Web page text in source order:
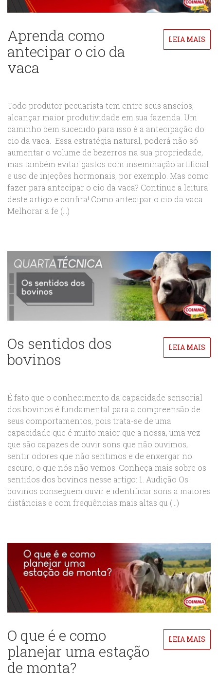
Aprenda como
antecipar o cio da
vaca
LEIA MAIS
Todo produtor pecuarista tem entre seus anseios,
alcançar maior produtividade em sua fazenda. Um
caminho bem sucedido para isso é a antecipação do
cio da vaca. Essa estratégia natural, poderá não só
aumentar o volume de bezerros na sua propriedade,
mas também evitar gastos com inseminação artificial
e uso de injeções hormonais, por exemplo. Mas como
fazer para antecipar o cio da vaca? Continue a leitura
deste artigo e confira! Como antecipar o cio da vaca
Melhorar a fe (...)
Os sentidos dos
bovinos
LEIA MAIS
É fato que o conhecimento da capacidade sensorial
dos bovinos é fundamental para a compreensão de
seus comportamentos, pois trata-se de uma
capacidade que é muito maior que a nossa, uma vez
que são capazes de ouvir sons que não ouvimos,
sentir odores que não sentimos e de enxergar no
escuro, o que nós não vemos. Conheça mais sobre os
sentidos dos bovinos nesse artigo: 1. Audição Os
bovinos conseguem ouvir e identificar sons a maiores
distâncias e com frequências mais altas qu (...)
O que é e como
planejar uma estação
de monta?
LEIA MAIS